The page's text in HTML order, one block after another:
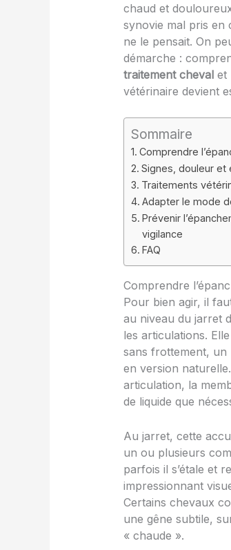
chaud et
synovie mal pris en
ne le pensait. On
démarche :
traitement chevalet
vétérinaire devient
Sommaire
Comprendre
Signes, douleur et
Traitements
Adapter le mode
Prévenir
vigilance
FAQ
Comprendre
Pour bien agir, il
au niveau du jarret
les articulations.
sans frottement, un
en version
articulation, la
de liquide que
Au jarret, cette
un ou plusieurs
parfois il s’étale et
impressionnant
Certains chevaux
une gêne subtile,
« chaude ».